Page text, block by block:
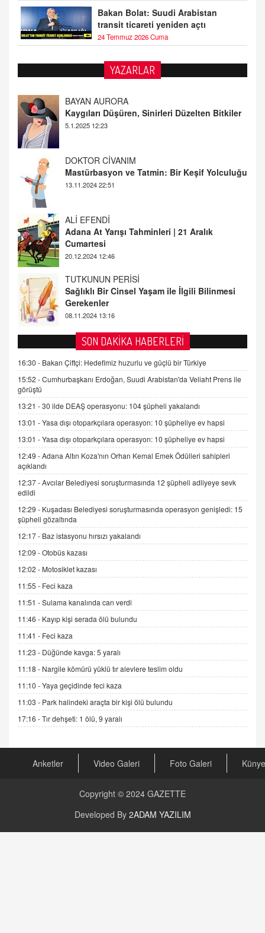
Bakan Bolat: Suudi Arabistan
transit ticareti yeniden açtı
24 Temmuz 2026 Cuma
YAZARLAR
BAYAN AURORA
Kaygıları Düşüren, Sinirleri Düzelten Bitkiler
DOKTOR CİVANIM
ALİ EFENDİ
20.12.2024 12:46
TUTKUNUN PERİSİ
Sağlıklı Bir Cinsel Yaşam ile İlgili Bilinmesi
08.11.2024 13:16
FARUK ÖNALAN
Tezkere Onaylanmasaydı…
AV. DOĞAN CAN DOĞAN
Kişisel verilerin korunması ve dijital hukukun
SEHER EREK
Kış Ayları Geldi, Hangi Önlemler Alınmalı?
9.12.2025 10:11
İNCİ GÜL AKÖL
06.07.2026 13:00
ADEM AKÖL
Esed Destekçilerinin Yüzüne Vurulan Şamar:
Sednaya
11.12.2024 12:30
DR. EKREM ASLAN
Gerçek Ne, Algı Ne? "Beraber Yürüyoruz"
Cümlesinin Peşinden
19.07.2025 12:45
GÖNÜL MENEKŞE
Şifacının Yolu
04.11.2025 12:56
AV. RÜMEYSA ÖZKALE
Değişen yapısıyla Suriye
SON DAKİKA HABERLERİ
16:30 - Bakan Çiftçi: Hedefimiz huzurlu ve güçlü bir Türkiye
15:52 -Cumhurbaşkanı Erdoğan, Suudi Arabistan'da Veliaht Prens ile
görüştü
13:21 -30 ilde DEAŞ operasyonu: 104 şüpheli yakalandı
13:01 -Yasa dışı otoparkçılara operasyon: 10 şüpheliye ev hapsi
13:01 -Yasa dışı otoparkçılara operasyon: 10 şüpheliye ev hapsi
12:49 -Adana Altın Koza'nın Orhan Kemal Emek Ödülleri sahipleri
açıklandı
12:37 -Avcılar Belediyesi soruşturmasında 12 şüpheli adliyeye sevk
edildi
12:29 - Kuşadası Belediyesi soruşturmasında operasyon genişledi: 15
şüpheli gözaltında
12:17 - Baz istasyonu hırsızı yakalandı
12:09 -Otobüs kazası
12:02 - Motosiklet kazası
11:55 - Feci kaza
11:51 -Sulama kanalında can verdi
11:46 - Kayıp kişi serada ölü bulundu
11:41 - Feci kaza
11:23 - Düğünde kavga: 5 yaralı
11:18 - Nargile kömürü yüklü tır alevlere teslim oldu
11:10 -Yaya geçidinde feci kaza
11:03 - Park halindeki araçta bir kişi ölü bulundu
17:16 -Tır dehşeti: 1 ölü, 9 yaralı
Anketler Video Galeri Foto Galeri Künye
Copyright © 2024 GAZETTE
Developed By 2ADAM YAZILIM